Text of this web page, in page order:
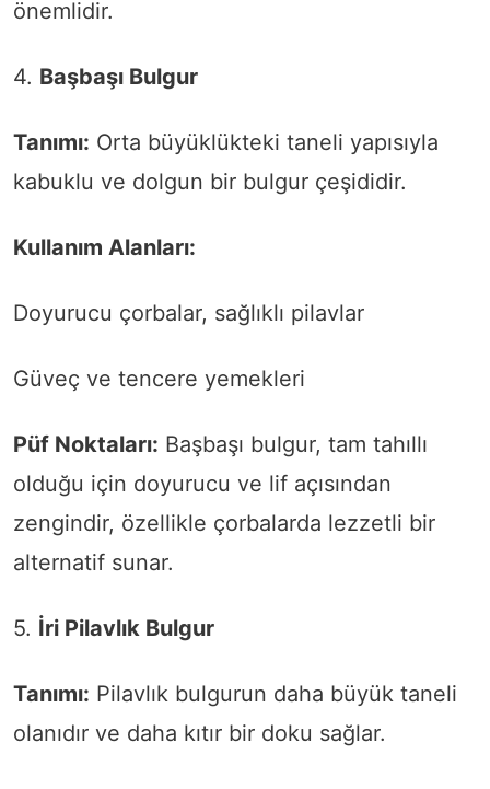
önemlidir.
4. Başbaşı Bulgur
Tanımı: Orta büyüklükteki taneli yapısıyla
kabuklu ve dolgun bir bulgur çeşididir.
Kullanım Alanları:
Doyurucu çorbalar, sağlıklı pilavlar
Güveç ve tencere yemekleri
Püf Noktaları: Başbaşı bulgur, tam tahıllı
olduğu için doyurucu ve lif açısından
zengindir, özellikle çorbalarda lezzetli bir
alternatif sunar.
5. İri Pilavlık Bulgur
Tanımı: Pilavlık bulgurun daha büyük taneli
olanıdır ve daha kıtır bir doku sağlar.